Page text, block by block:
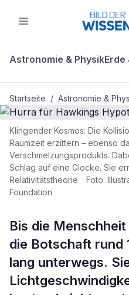
Astronomie & PhysikErde
Startseite / Astronomie &
BDW PlusASTRONOMIE &
Hurra für
Klingender Kosmos: Die
Raumzeit erzittern – ebenso
Verschmelzungsprodukts.
Schlag auf eine Glocke. Sie
Relativitätstheorie. · Foto:
Foundation
Bis die
die Botschaft rund
lang unterwegs.